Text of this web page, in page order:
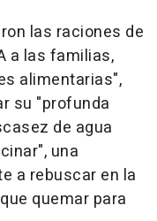
las raciones de
a las familias,
alimentarias",
su "profunda
de agua
una
a rebuscar en la
quemar para